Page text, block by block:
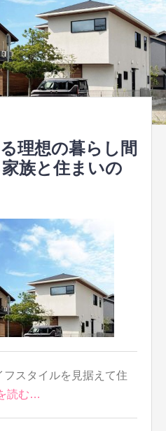
理想の暮らし間
族と住まいの
スタイルを見据えて住
読む…